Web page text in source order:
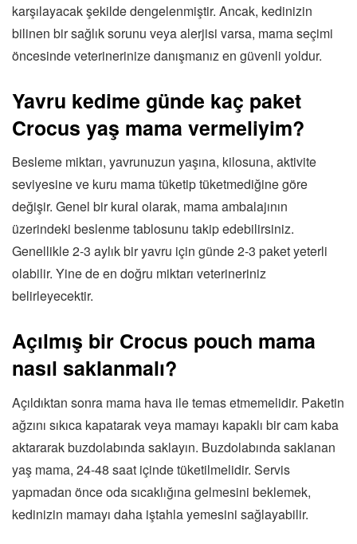
karşılayacak şekilde dengelenmiştir. Ancak, kedinizin
bilinen bir sağlık sorunu veya alerjisi varsa, mama seçimi
öncesinde veterinerinize danışmanız en güvenli yoldur.
Yavru kedime günde kaç paket
Crocus yaş mama vermeliyim?
Besleme miktarı, yavrunuzun yaşına, kilosuna, aktivite
seviyesine ve kuru mama tüketip tüketmediğine göre
değişir. Genel bir kural olarak, mama ambalajının
üzerindeki beslenme tablosunu takip edebilirsiniz.
Genellikle 2-3 aylık bir yavru için günde 2-3 paket yeterli
olabilir. Yine de en doğru miktarı veterineriniz
belirleyecektir.
Açılmış bir Crocus pouch mama
nasıl saklanmalı?
Açıldıktan sonra mama hava ile temas etmemelidir. Paketin
ağzını sıkıca kapatarak veya mamayı kapaklı bir cam kaba
aktararak buzdolabında saklayın. Buzdolabında saklanan
yaş mama, 24-48 saat içinde tüketilmelidir. Servis
yapmadan önce oda sıcaklığına gelmesini beklemek,
kedinizin mamayı daha iştahla yemesini sağlayabilir.